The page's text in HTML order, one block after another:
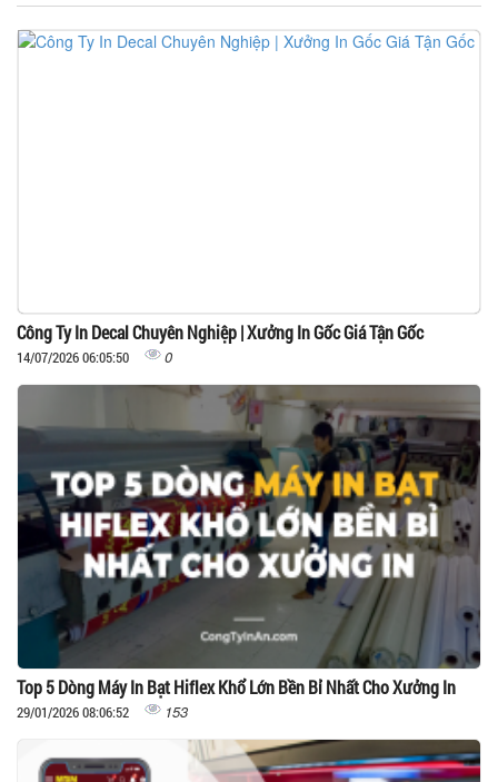
Công Ty In Decal Chuyên Nghiệp | Xưởng In Gốc Giá Tận Gốc
14/07/2026 06:05:50 0
Top 5 Dòng Máy In Bạt Hiflex Khổ Lớn Bền Bỉ Nhất Cho Xưởng In
29/01/2026 08:06:52 153